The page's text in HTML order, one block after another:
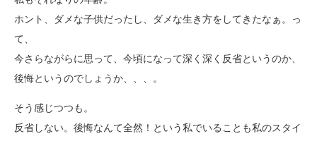
ホント、ダメな子供だったし、ダメな生き方をしてきたなぁ。っ
て、
今さらながらに思って、今頃になって深く深く反省というのか、
後悔というのでしょうか、、、。
そう感じつつも。
反省しない。後悔なんて全然！という私でいることも私のスタイ